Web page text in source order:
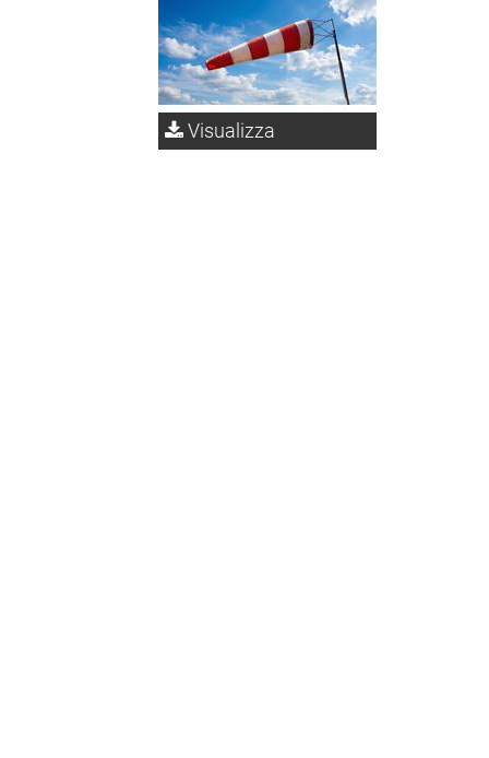
Visualizza